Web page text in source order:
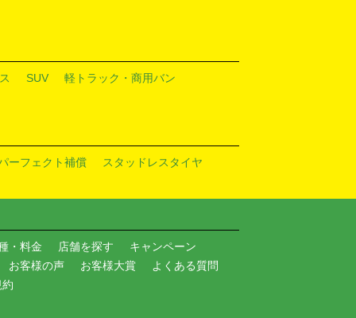
SUV 軽トラック・商用バン
ーフェクト補償 スタッドレスタイヤ
・料金 店舗を探す
キャンペーン
お客様の声
お客様大賞
よくある質問